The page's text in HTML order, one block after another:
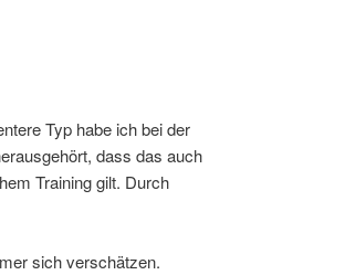
Typ habe ich bei der
dass das auch
Training gilt. Durch
sich verschätzen.